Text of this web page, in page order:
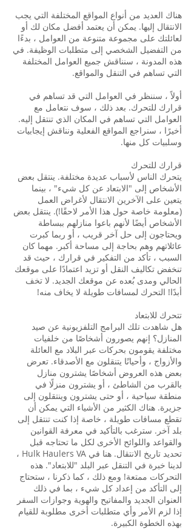
هناك العديد من أنواع المواقع المختلفة التي يجب
الانتقال إليها. يمكن أن يعتمد أفضل مكان لك أو
لعائلتك على مجموعة متنوعة من العوامل ، بدءًا
من التفضيل الشخصي إلى متطلبات الوظيفة. في
هذه المدونة ، سنناقش جميع العوامل المختلفة
التي تساهم في التنقل والمواقع.
أولاً ، سننظر في العوامل التي قد تساهم في
قرارك للتحرك. بعد ذلك ، سوف نتعامل مع
العوامل التي تساهم في المكان الذي تنتقل إليه.
أخيرًا ، سنراجع المواقع الفعلية ونناقش إيجابيات
وسلبيات كل منها.
قرارك للتحرك
يتحرك الناس لأسباب عديدة مختلفة. ينتقل بعض
الأشخاص إلى "الابتعاد عن كل شيء" ، بينما
يتعين على الآخرين الانتقال لأغراض العمل
(معلومة خاصة حول هذا الأمر لاحقًا!). ينتقل بعض
الأشخاص أيضًا لأنهم باعوا منازلهم ببساطة
ويحتاجون إلى حل آخر قريب ، أو ربما كبرت
عائلاتهم وهم بحاجة إلى مساحة أكبر. مهما كان
السبب ، تأكد من التفكير في قرارك ، حيث قد
تنخفض تكاليف النقل أو تزيد اعتمادًا على موقعك
الحالي ومدى بُعده عن موقعك الجديد. لا تخف
أبدًا! التحرك لمسافات طويلة لا يخاف منه!
تتحرك للابتعاد
هل شاهدت تلك البرامج التلفزيونية عن صيد
المنازل؟ إنهم يصورون أشخاصًا من خلفيات
مختلفة يقومون بحركات عبر البلاد مع العائلة
والأزواج ، وأحيانًا يتنقلون مع الأصدقاء. تعرض
بعض هذه العروض أشخاصًا يشترون منازل
بالقرب من الشاطئ ، أو يشترون منزلًا في
منطقة سياحية ، أو حتى يشترون وينتقلون إلى
جزيرة. هناك الكثير من الأشياء التي يمكن أن
تقطع مسافات طويلة ، خاصة إذا كنت تنتقل إلى
بلد آخر. سترغب بالتأكيد في معرفة القوانين
والقواعد واللوائح الأخرى لكل ما تحتاجه قبل
تحديد تاريخ الانتقال. هنا في Hulk Haulers VA ،
لدينا خبرة في التنقل عبر البلد "للابتعاد". هذه
التحركات ممتعة! ومع ذلك ، كما ذكرنا ، ستحتاج
إلى التأكد من إعداد كل شيء ، بما في ذلك
العنوان الجديد والمفاتيح والهوية وجوازات السفر
إذا لزم الأمر وأي متطلبات أخرى مطلوبة للقيام
بهذه الخطوة الكبيرة.